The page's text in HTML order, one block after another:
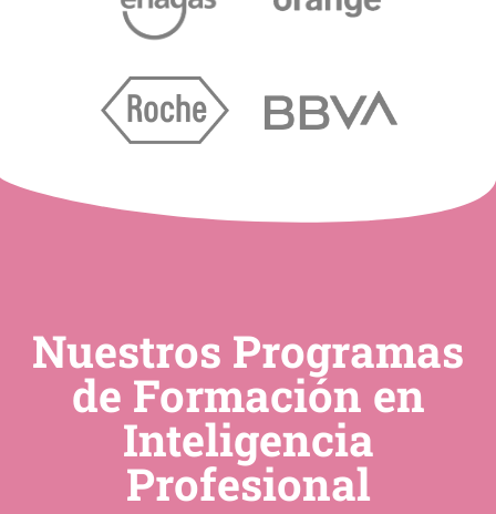
Nuestros Programas
de Formación en
Inteligencia
Profesional